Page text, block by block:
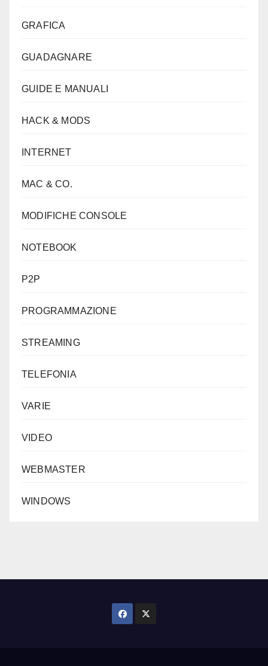
GRAFICA
GUADAGNARE
GUIDE E MANUALI
HACK & MODS
INTERNET
MAC & CO.
MODIFICHE CONSOLE
NOTEBOOK
P2P
PROGRAMMAZIONE
STREAMING
TELEFONIA
VARIE
VIDEO
WEBMASTER
WINDOWS